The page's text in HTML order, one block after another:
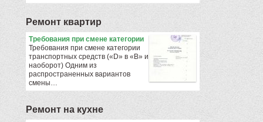
Ремонт квартир
​Требования при смене категории
Требования при смене категории
транспортных средств («D» в «B» и
наоборот) Одним из
распространенных вариантов
смены…
Ремонт на кухне